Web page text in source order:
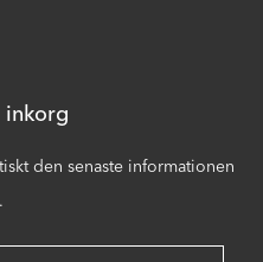
inkorg
den senaste informationen